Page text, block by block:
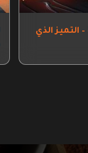
التميز الذي